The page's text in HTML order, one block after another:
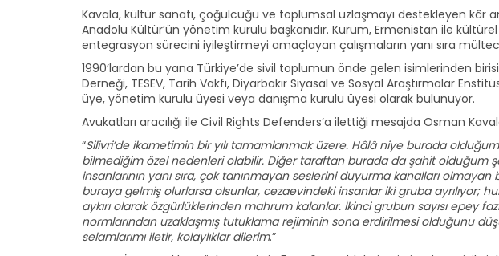
Kavala, kültür sanatı, çoğulcuğu ve toplumsal uzlaşmayı destekleyen kâr
Anadolu Kültür’ün yönetim kurulu başkanıdır. Kurum, Ermenistan ile
entegrasyon sürecini iyileştirmeyi amaçlayan çalışmaların yanı sıra
1990’lardan bu yana Türkiye’de sivil toplumun önde gelen isimlerinden
Derneği, TESEV, Tarih Vakfı, Diyarbakır Siyasal ve Sosyal Araştırmalar
üye, yönetim kurulu üyesi veya danışma kurulu üyesi olarak bulunuyor.
Avukatları aracılığı ile Civil Rights Defenders’a ilettiği mesajda Osman
“Silivri’de ikametimin bir yılı tamamlanmak üzere. Hâlâ niye burada
bilmediğim özel nedenleri olabilir. Diğer taraftan burada da şahit olduğum
insanlarının yanı sıra, çok tanınmayan seslerini duyurma kanalları
buraya gelmiş olurlarsa olsunlar, cezaevindeki insanlar iki gruba ayrılıyor;
aykırı olarak özgürlüklerinden mahrum kalanlar. İkinci grubun sayısı epey
normlarından uzaklaşmış tutuklama rejiminin sona erdirilmesi olduğunu
selamlarımı iletir, kolaylıklar dilerim.”